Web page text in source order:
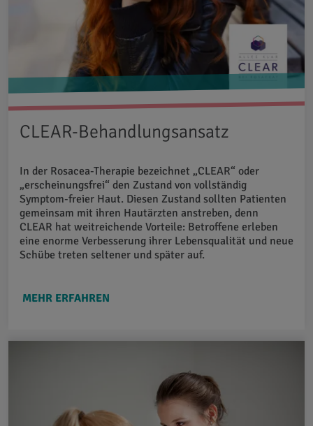
CLEAR-Behandlungsansatz
In der Rosacea-Therapie bezeichnet „CLEAR“ oder
„erscheinungsfrei“ den Zustand von vollständig
Symptom-freier Haut. Diesen Zustand sollten Patienten
gemeinsam mit ihren Hautärzten anstreben, denn
CLEAR hat weitreichende Vorteile: Betroffene erleben
eine enorme Verbesserung ihrer Lebensqualität und neue
Schübe treten seltener und später auf.
MEHR ERFAHREN